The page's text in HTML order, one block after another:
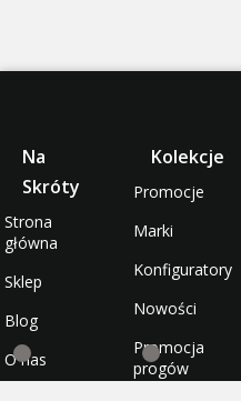
Na
Skróty
Strona
główna
Sklep
Blog
O nas
Kolekcje
Promocje
Marki
Konfiguratory
Nowości
Promocja
progów